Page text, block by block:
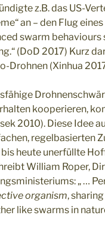
z.B. das US-
an – den Flug
swarm
(DoD 2017) Kurz
Drohnen (Xinhua
kooperieren,
2010). Diese Idee
regelbasierten
heute unerfüllte
William Roper,
„ …
organism,
like swarms in